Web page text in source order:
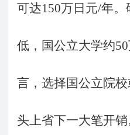
可达150万日元/年
低，国公立大学约
言，选择国公立院
头上省下一大笔开销